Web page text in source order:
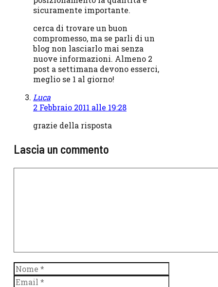
sicuramente importante.
cerca di trovare un buon
compromesso, ma se parli di un
blog non lasciarlo mai senza
nuove informazioni. Almeno 2
post a settimana devono esserci,
meglio se 1 al giorno!
Luca
2 Febbraio 2011 alle 19:28
grazie della risposta
Lascia un commento
Nome
Email